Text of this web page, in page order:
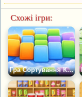
Схожі ігри:
Гра Сортування Карт 2